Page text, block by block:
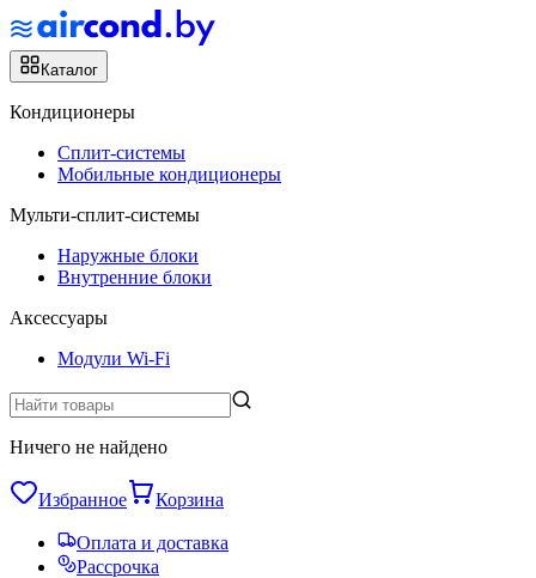
Каталог
Кондиционеры
Сплит-системы
Мобильные кондиционеры
Мульти-сплит-системы
Наружные блоки
Внутренние блоки
Аксессуары
Модули Wi-Fi
Ничего не найдено
Избранное Корзина
Оплата и доставка
Рассрочка